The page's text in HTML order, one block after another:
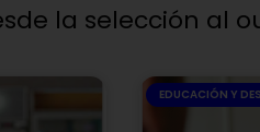
la selección al
EDUCACIÓN Y